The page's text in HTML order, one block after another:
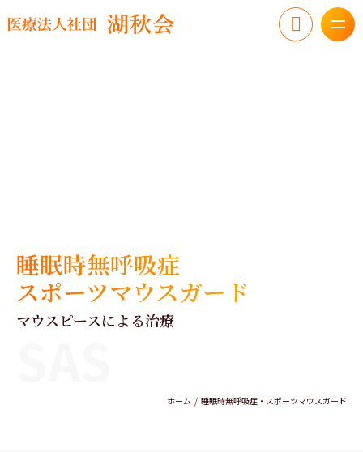
睡眠時無呼吸症
スポーツマウスガード
マウスピースによる治療
ホーム 睡眠時無呼吸症・スポーツマウスガード